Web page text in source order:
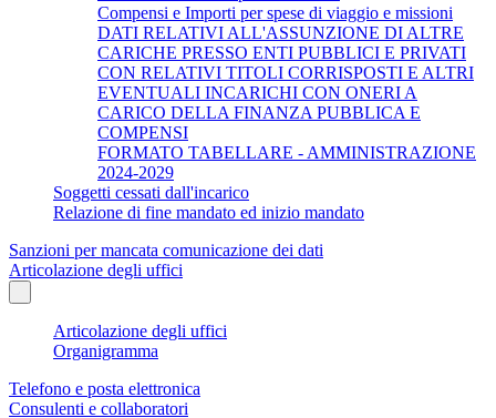
Compensi e Importi per spese di viaggio e missioni
DATI RELATIVI ALL'ASSUNZIONE DI ALTRE
CARICHE PRESSO ENTI PUBBLICI E PRIVATI
CON RELATIVI TITOLI CORRISPOSTI E ALTRI
EVENTUALI INCARICHI CON ONERI A
CARICO DELLA FINANZA PUBBLICA E
COMPENSI
FORMATO TABELLARE - AMMINISTRAZIONE
2024-2029
Soggetti cessati dall'incarico
Relazione di fine mandato ed inizio mandato
Sanzioni per mancata comunicazione dei dati
Articolazione degli uffici
Articolazione degli uffici
Organigramma
Telefono e posta elettronica
Consulenti e collaboratori